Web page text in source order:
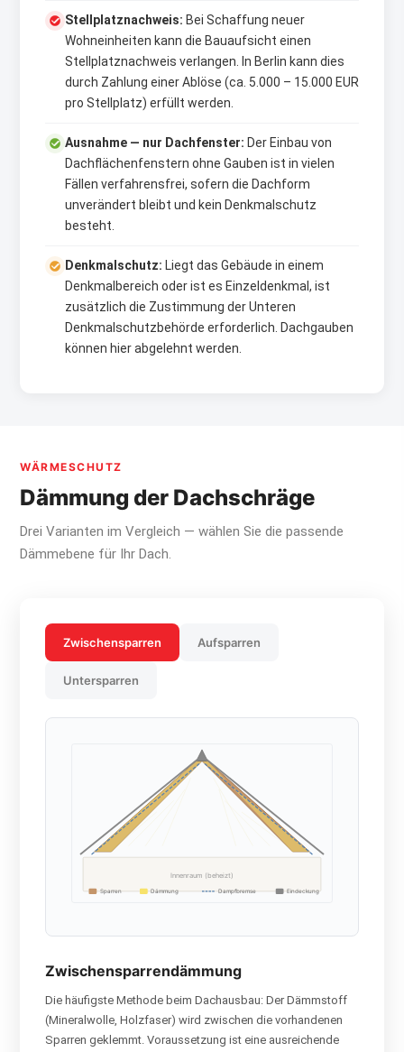
Stellplatznachweis: Bei Schaffung neuer
Wohneinheiten kann die Bauaufsicht einen
Stellplatznachweis verlangen. In Berlin kann dies
durch Zahlung einer Ablöse (ca. 5.000 – 15.000 EUR
pro Stellplatz) erfüllt werden.
Ausnahme — nur Dachfenster: Der Einbau von
Dachflächenfenstern ohne Gauben ist in vielen
Fällen verfahrensfrei, sofern die Dachform
unverändert bleibt und kein Denkmalschutz
besteht.
Denkmalschutz: Liegt das Gebäude in einem
Denkmalbereich oder ist es Einzeldenkmal, ist
zusätzlich die Zustimmung der Unteren
Denkmalschutzbehörde erforderlich. Dachgauben
können hier abgelehnt werden.
WÄRMESCHUTZ
Dämmung der Dachschräge
Drei Varianten im Vergleich — wählen Sie die passende
Dämmebene für Ihr Dach.
Zwischensparren Aufsparren
Untersparren
Innenraum (beheizt)
Sparren Dämmung Dampfbremse Eindeckung
Zwischensparrendämmung
Die häufigste Methode beim Dachausbau: Der Dämmstoff
(Mineralwolle, Holzfaser) wird zwischen die vorhandenen
Sparren geklemmt. Voraussetzung ist eine ausreichende